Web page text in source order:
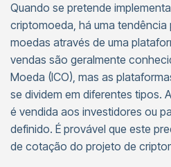
Quando se pretende
criptomoeda, há uma tendência
moedas através de uma
vendas são geralmente
Moeda (ICO), mas as
se dividem em diferentes tipos.
é vendida aos investidores ou
definido. É provável que este
de cotação do projeto de